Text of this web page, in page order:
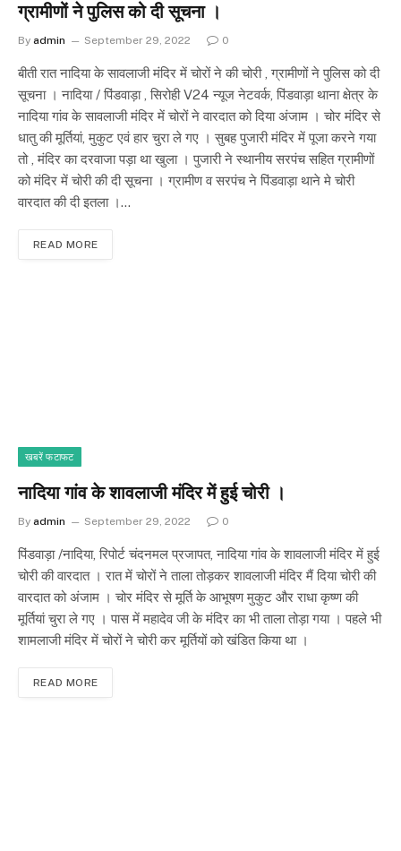
ग्रामीणों ने पुलिस को दी सूचना ।
By admin September 29, 2022 0
बीती रात नादिया के सावलाजी मंदिर में चोरों ने की चोरी , ग्रामीणों ने पुलिस को दी
सूचना । नादिया / पिंडवाड़ा , सिरोही V24 न्यूज नेटवर्क, पिंडवाड़ा थाना क्षेत्र के
नादिया गांव के सावलाजी मंदिर में चोरों ने वारदात को दिया अंजाम । चोर मंदिर से
धातु की मूर्तियां, मुकुट एवं हार चुरा ले गए । सुबह पुजारी मंदिर में पूजा करने गया
तो , मंदिर का दरवाजा पड़ा था खुला । पुजारी ने स्थानीय सरपंच सहित ग्रामीणों
को मंदिर में चोरी की दी सूचना । ग्रामीण व सरपंच ने पिंडवाड़ा थाने मे चोरी
वारदात की दी इतला ।…
READ MORE
खबरें फटाफट
नादिया गांव के शावलाजी मंदिर में हुई चोरी ।
By admin September 29, 2022 0
पिंडवाड़ा /नादिया, रिपोर्ट चंदनमल प्रजापत, नादिया गांव के शावलाजी मंदिर में हुई
चोरी की वारदात । रात में चोरों ने ताला तोड़कर शावलाजी मंदिर मैं दिया चोरी की
वारदात को अंजाम । चोर मंदिर से मूर्ति के आभूषण मुकुट और राधा कृष्ण की
मूर्तियां चुरा ले गए । पास में महादेव जी के मंदिर का भी ताला तोड़ा गया । पहले भी
शामलाजी मंदिर में चोरों ने चोरी कर मूर्तियों को खंडित किया था ।
READ MORE